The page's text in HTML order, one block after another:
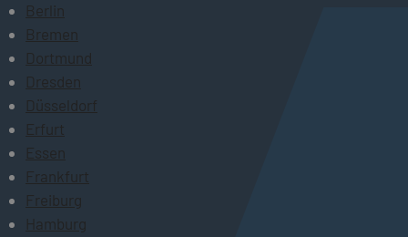
Berlin
Bremen
Dortmund
Dresden
Düsseldorf
Erfurt
Essen
Frankfurt
Freiburg
Hamburg